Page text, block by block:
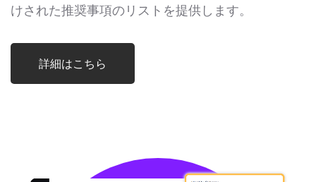
けされた推奨事項のリストを提供します。
詳細はこちら